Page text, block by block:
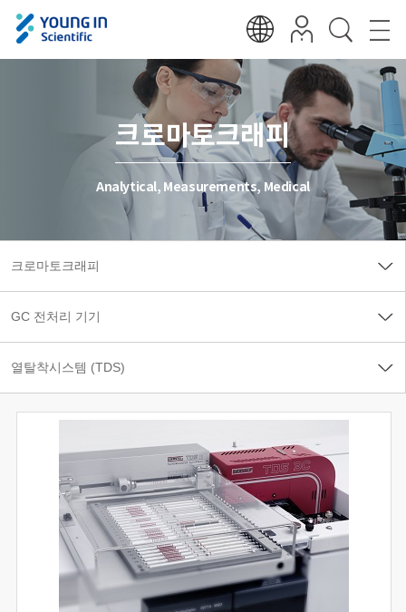
크로마토크래피
Analytical, Measurements, Medical